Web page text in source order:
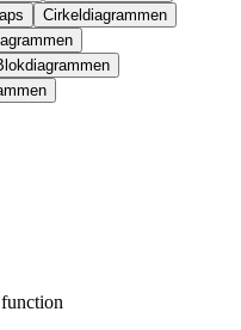
Cirkeldiagrammen